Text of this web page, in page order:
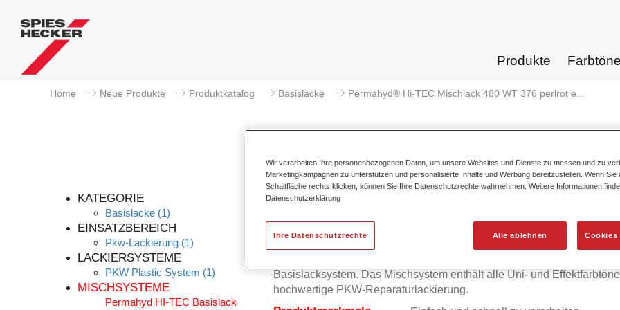
Produkte Farbtöne
Home Neue Produkte Produktkatalog Basislacke Permahyd® Hi-TEC Mischlack 480 WT 376 perlrot e...
KATEGORIE
Basislacke (1)
EINSATZBEREICH
Pkw-Lackierung (1)
LACKIERSYSTEME
PKW Plastic System (1)
MISCHSYSTEME
Permahyd HI-TEC Basislack
Permahyd® Hi-TEC Mischlack
Basislacksystem. Das Mischsystem enthält alle Uni- und
hochwertige PKW-Reparaturlackierung.
Wir verarbeiten Ihre personenbezogenen Daten, um unsere Websites und Dienste zu messen und zu
Marketingkampagnen zu unterstützen und personalisierte Inhalte und Werbung bereitzustellen. Wenn Sie
Schaltfläche rechts klicken, können Sie Ihre Datenschutzrechte wahrnehmen. Weitere Informationen
Datenschutzerklärung
Alle ablehnen Cookies
Ihre Datenschutzrechte